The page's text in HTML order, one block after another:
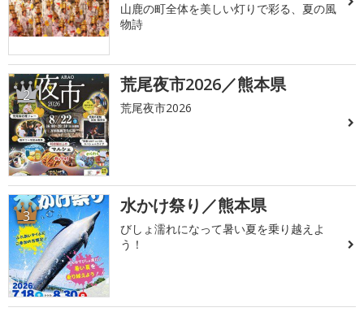
山鹿の町全体を美しい灯りで彩る、夏の風
物詩
2 荒尾夜市2026／熊本県
荒尾夜市2026
3 水かけ祭り／熊本県
びしょ濡れになって暑い夏を乗り越えよ
う！